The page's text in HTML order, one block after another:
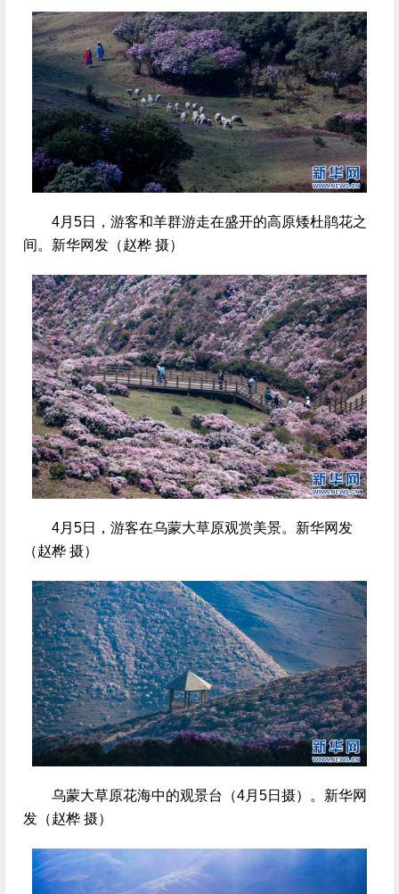
4月5日，游客和羊群游走在盛开的高原矮杜鹃花之
间。新华网发（赵桦 摄）
4月5日，游客在乌蒙大草原观赏美景。新华网发
（赵桦 摄）
乌蒙大草原花海中的观景台（4月5日摄）。新华网
发（赵桦 摄）